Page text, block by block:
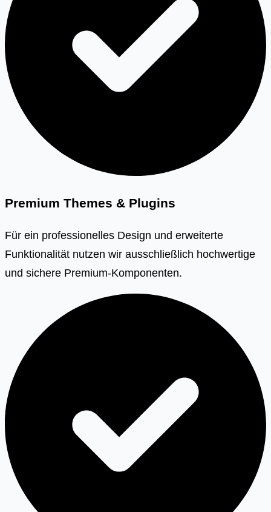
Premium Themes & Plugins
Für ein professionelles Design und erweiterte
Funktionalität nutzen wir ausschließlich hochwertige
und sichere Premium-Komponenten.